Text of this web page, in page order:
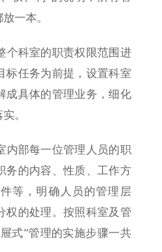
一本。
科室的职责权限范围进
标任务为前提，设置科室
成具体的管理业务，细化
。
部每一位管理人员的职
务的内容、性质、工作方
等，明确人员的管理层
权的处理。按照科室及管
式”管理的实施步骤一共